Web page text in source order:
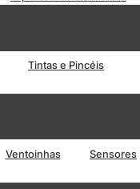
Tintas e Pincéis
Ventoinhas Sensores